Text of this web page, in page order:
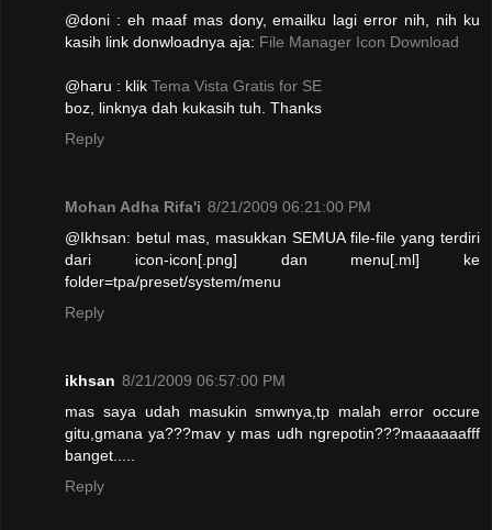
@doni : eh maaf mas dony, emailku lagi error nih, nih ku
kasih link donwloadnya aja: File Manager Icon Download
@haru : klik Tema Vista Gratis for SE
boz, linknya dah kukasih tuh. Thanks
Reply
Mohan Adha Rifa'i 8/21/2009 06:21:00 PM
@Ikhsan: betul mas, masukkan SEMUA file-file yang terdiri
dari icon-icon[.png] dan menu[.ml] ke
folder=tpa/preset/system/menu
Reply
ikhsan 8/21/2009 06:57:00 PM
mas saya udah masukin smwnya,tp malah error occure
gitu,gmana ya???mav y mas udh ngrepotin???maaaaaafff
banget.....
Reply